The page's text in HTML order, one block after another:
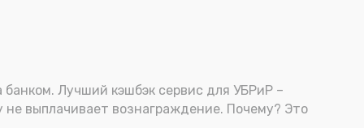
Лучший кэшбэк сервис для УБРиР –
не выплачивает вознаграждение. Почему? Это